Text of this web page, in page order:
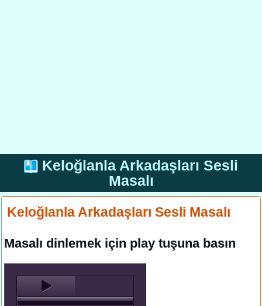
Keloğlanla Arkadaşları Sesli
Masalı
Keloğlanla Arkadaşları Sesli Masalı
Masalı dinlemek için play tuşuna basın